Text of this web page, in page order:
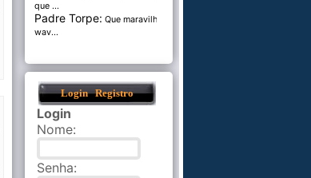
que ...
Padre Torpe: Que maravilha de
wav...
Login Registro
Login
Nome:
Senha: